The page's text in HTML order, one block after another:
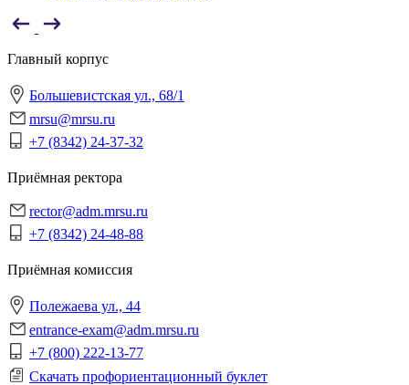
Главный корпус
Большевистская ул., 68/1
mrsu@mrsu.ru
+7 (8342) 24-37-32
Приёмная ректора
rector@adm.mrsu.ru
+7 (8342) 24-48-88
Приёмная комиссия
Полежаева ул., 44
entrance-exam@adm.mrsu.ru
+7 (800) 222-13-77
Скачать профориентационный буклет